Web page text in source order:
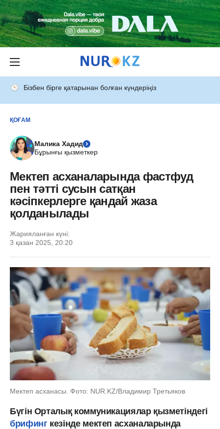
Бізбен бірге қатарынан болған күндеріңіз
ҚОҒАМ
Малика Хадид
Бұрынғы қызметкер
Мектеп асханаларында фастфуд
пен тәтті сусын сатқан
кәсіпкерлерге қандай жаза
қолданылады
Жарияланған күні:
3 қазан 2025, 20:20
Мектеп асханасы. Фото: NUR.KZ/Владимир Третьяков
Бүгін Орталық коммуникациялар қызметіндегі
брифинг кезінде мектеп асханаларында